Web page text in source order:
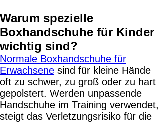
Warum spezielle
Boxhandschuhe für Kinder
wichtig sind?
Normale Boxhandschuhe für
Erwachsene sind für kleine Hände
oft zu schwer, zu groß oder zu hart
gepolstert. Werden unpassende
Handschuhe im Training verwendet,
steigt das Verletzungsrisiko für die